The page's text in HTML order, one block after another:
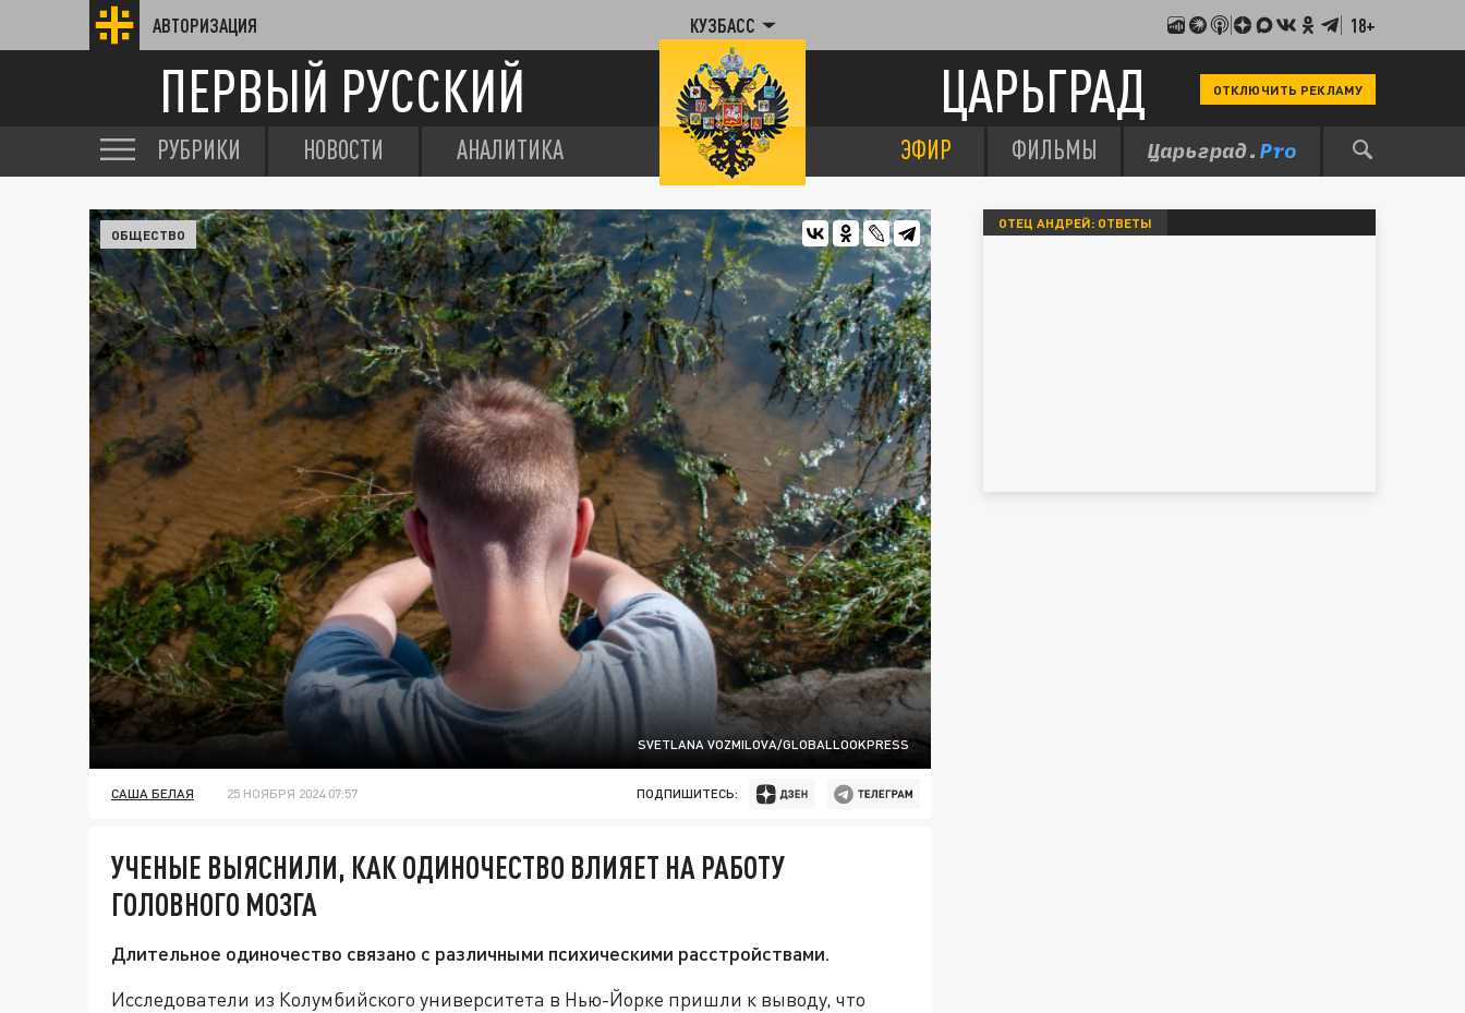
АВТОРИЗАЦИЯ КУЗБАСС 18+
ПЕРВЫЙ РУССКИЙ ЦАРЬГРАД ОТКЛЮЧИТЬ РЕКЛАМУ
РУБРИКИ НОВОСТИ АНАЛИТИКА ЭФИР ФИЛЬМЫ
SVETLANA VOZMILOVA/GLOBALLOOKPRESS
ОБЩЕСТВО
САША БЕЛАЯ 25 НОЯБРЯ 2024 07:57 ПОДПИШИТЕСЬ:
УЧЕНЫЕ ВЫЯСНИЛИ, КАК ОДИНОЧЕСТВО ВЛИЯЕТ НА РАБОТУ
ГОЛОВНОГО МОЗГА
Длительное одиночество связано с различными психическими расстройствами.
Исследователи из Колумбийского университета в Нью-Йорке пришли к выводу, что
ОТЕЦ АНДРЕЙ: ОТВЕТЫ